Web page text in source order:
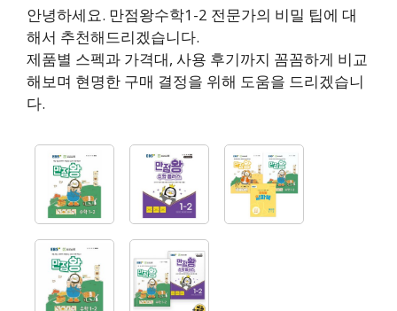
안녕하세요. 만점왕수학1-2 전문가의 비밀 팁에 대
해서 추천해드리겠습니다.
제품별 스펙과 가격대, 사용 후기까지 꼼꼼하게 비교
해보며 현명한 구매 결정을 위해 도움을 드리겠습니
다.